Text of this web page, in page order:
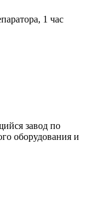
1 час
завод по
оборудования и